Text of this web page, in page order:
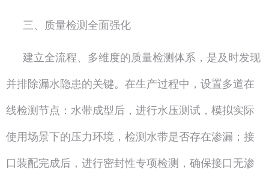
三、质量检测全面强化
建立全流程、多维度的质量检测体系，是及时发现
并排除漏水隐患的关键。在生产过程中，设置多道在
线检测节点：水带成型后，进行水压测试，模拟实际
使用场景下的压力环境，检测水带是否存在渗漏；接
口装配完成后，进行密封性专项检测，确保接口无渗